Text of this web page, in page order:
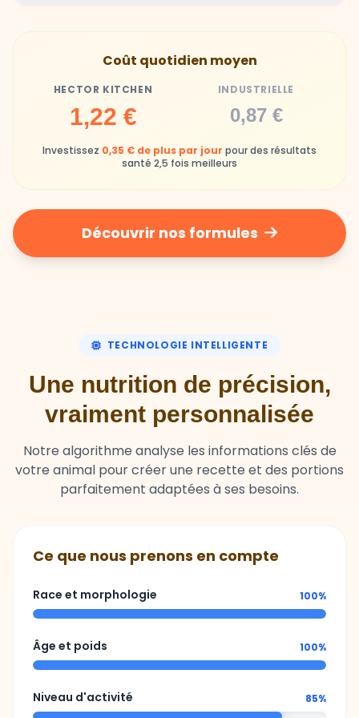
Industrielle
chimiques
Industrielle
Repas souvent boudés ou mangés sans plaisir
Coût quotidien moyen
HECTOR KITCHEN
1,22 €
INDUSTRIELLE
0,87 €
Investissez 0,35 € de plus par jour pour des résultats
santé 2,5 fois meilleurs
Découvrir nos formules
TECHNOLOGIE INTELLIGENTE
Une nutrition de précision,
vraiment personnalisée
Notre algorithme analyse les informations clés de
votre animal pour créer une recette et des portions
parfaitement adaptées à ses besoins.
Ce que nous prenons en compte
Race et morphologie 100%
Âge et poids 100%
Niveau d'activité 85%